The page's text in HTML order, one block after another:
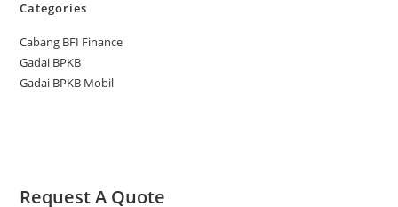
Categories
Cabang BFI Finance
Gadai BPKB
Gadai BPKB Mobil
Request A Quote